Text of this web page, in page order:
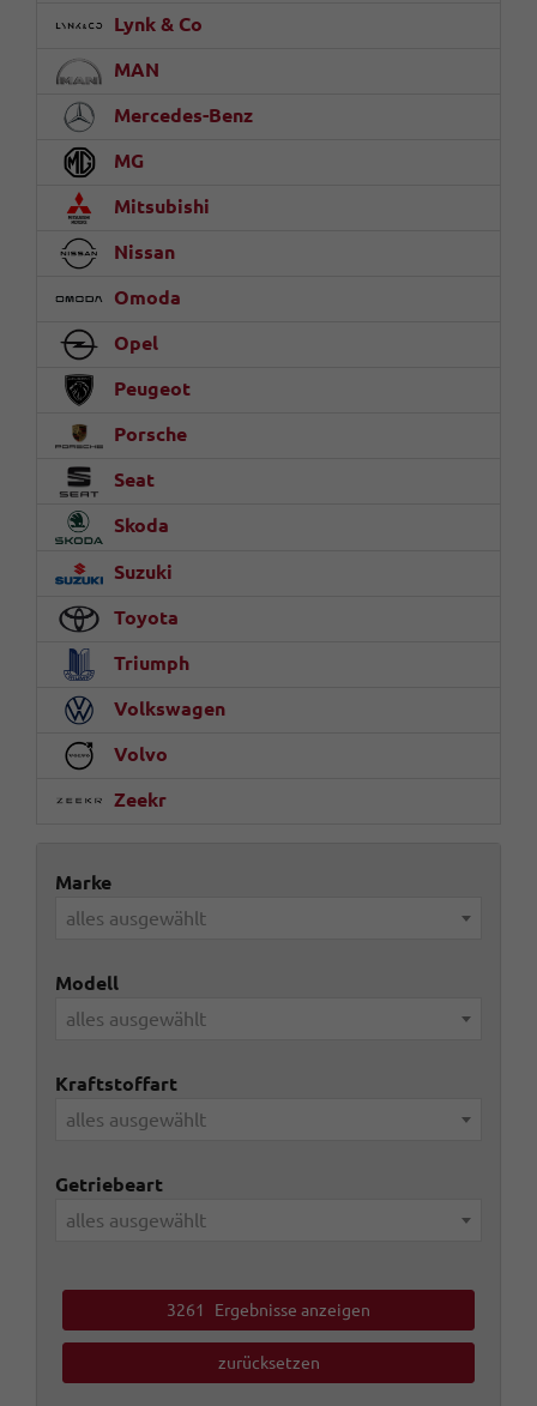
Lynk & Co
MAN
Mercedes-Benz
MG
Mitsubishi
Nissan
Omoda
Opel
Peugeot
Porsche
Seat
Skoda
Suzuki
Toyota
Triumph
Volkswagen
Volvo
Zeekr
Marke
alles ausgewählt
Modell
alles ausgewählt
Kraftstoffart
alles ausgewählt
Getriebeart
alles ausgewählt
3261 Ergebnisse anzeigen
zurücksetzen